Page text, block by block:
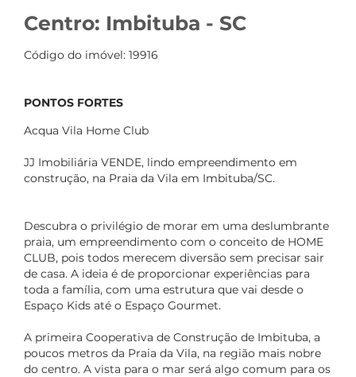
Centro: Imbituba - SC
Código do imóvel: 19916
PONTOS FORTES
Acqua Vila Home Club
JJ Imobiliária VENDE, lindo empreendimento em
construção, na Praia da Vila em Imbituba/SC.
Descubra o privilégio de morar em uma deslumbrante
praia, um empreendimento com o conceito de HOME
CLUB, pois todos merecem diversão sem precisar sair
de casa. A ideia é de proporcionar experiências para
toda a família, com uma estrutura que vai desde o
Espaço Kids até o Espaço Gourmet.
A primeira Cooperativa de Construção de Imbituba, a
poucos metros da Praia da Vila, na região mais nobre
do centro. A vista para o mar será algo comum para os